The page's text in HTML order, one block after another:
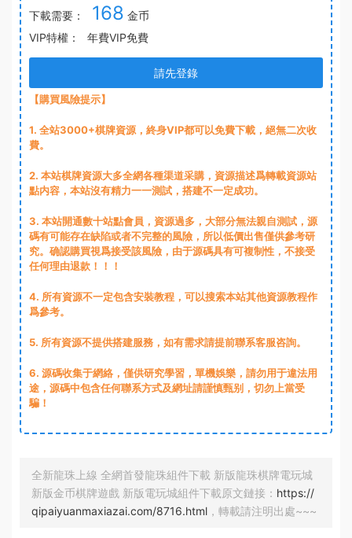
下載需要： 168 金币
VIP特權：
年費VIP免費
請先登錄
【購買風險提示】
1. 全站3000+棋牌資源，終身VIP都可以免費下載，絕無二次收
費。
2. 本站棋牌資源大多全網各種渠道采購，資源描述爲轉載資源站
點内容，本站沒有精力一一測試，搭建不一定成功。
3. 本站開通數十站點會員，資源過多，大部分無法親自測試，源
碼有可能存在缺陷或者不完整的風險，所以低價出售僅供參考研
究。确認購買視爲接受該風險，由于源碼具有可複制性，不接受
任何理由退款！！！
4. 所有資源不一定包含安裝教程，可以搜索本站其他資源教程作
爲參考。
5. 所有資源不提供搭建服務，如有需求請提前聯系客服咨詢。
6. 源碼收集于網絡，僅供研究學習，單機娛樂，請勿用于違法用
途，源碼中包含任何聯系方式及網址請謹慎甄别，切勿上當受
騙！
全新龍珠上線 全網首發龍珠組件下載 新版龍珠棋牌電玩城
新版金币棋牌遊戲 新版電玩城組件下載原文鏈接： https://
qipaiyuanmaxiazai.com/8716.html ，轉載請注明出處~~~